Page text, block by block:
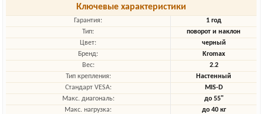
Ключевые характеристики
Гарантия:
1 год
Тип:
поворот и наклон
Цвет:
черный
Бренд:
Kromax
Вес:
2.2
Тип крепления:
Настенный
Стандарт VESA:
MIS-D
Макс. диагональ:
до 55"
Макс. нагрузка:
до 40 кг